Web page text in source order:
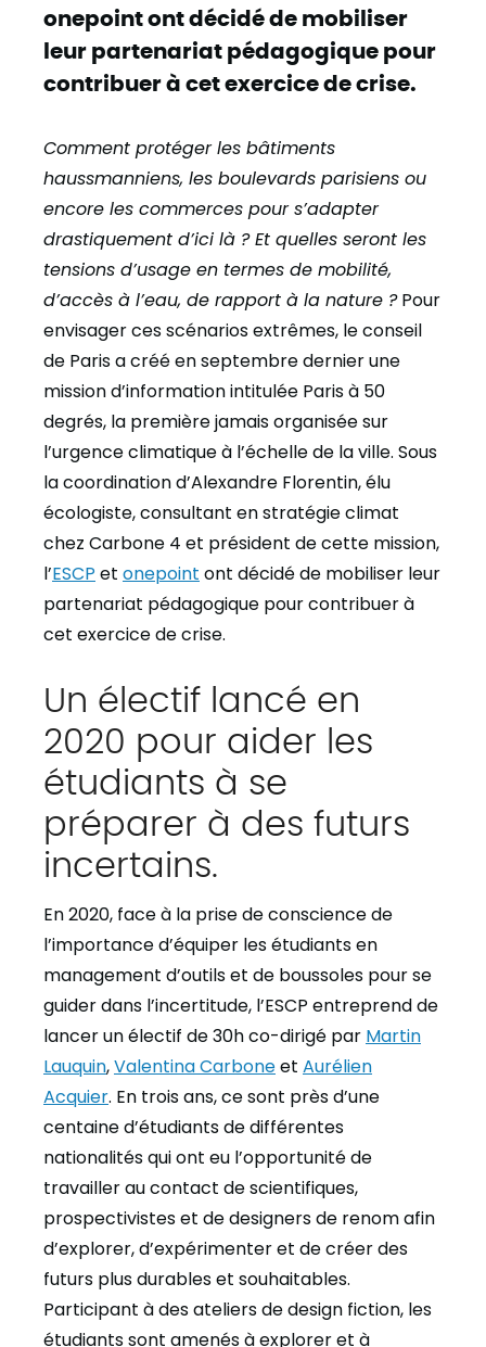
onepoint ont décidé de mobiliser
leur partenariat pédagogique pour
contribuer à cet exercice de crise.
Comment protéger les bâtiments
haussmanniens, les boulevards parisiens ou
encore les commerces pour s’adapter
drastiquement d’ici là ? Et quelles seront les
tensions d’usage en termes de mobilité,
d’accès à l’eau, de rapport à la nature ?Pour
envisager ces scénarios extrêmes, le conseil
de Paris a créé en septembre dernier une
mission d’information intitulée Paris à 50
degrés, la première jamais organisée sur
l’urgence climatique à l’échelle de la ville. Sous
la coordination d’Alexandre Florentin, élu
écologiste, consultant en stratégie climat
chez Carbone 4 et président de cette mission,
l’ESCP et onepoint ont décidé de mobiliser leur
partenariat pédagogique pour contribuer à
cet exercice de crise.
Un électif lancé en
2020 pour aider les
étudiants à se
préparer à des futurs
incertains.
En 2020, face à la prise de conscience de
l’importance d’équiper les étudiants en
management d’outils et de boussoles pour se
guider dans l’incertitude, l’ESCP entreprend de
lancer un électif de 30h co-dirigé par Martin
Lauquin,Valentina Carboneet Aurélien
Acquier. En trois ans, ce sont près d’une
centaine d’étudiants de différentes
nationalités qui ont eu l’opportunité de
travailler au contact de scientifiques,
prospectivistes et de designers de renom afin
d’explorer, d’expérimenter et de créer des
futurs plus durables et souhaitables.
Participant à des ateliers de design fiction, les
étudiants sont amenés à explorer et à